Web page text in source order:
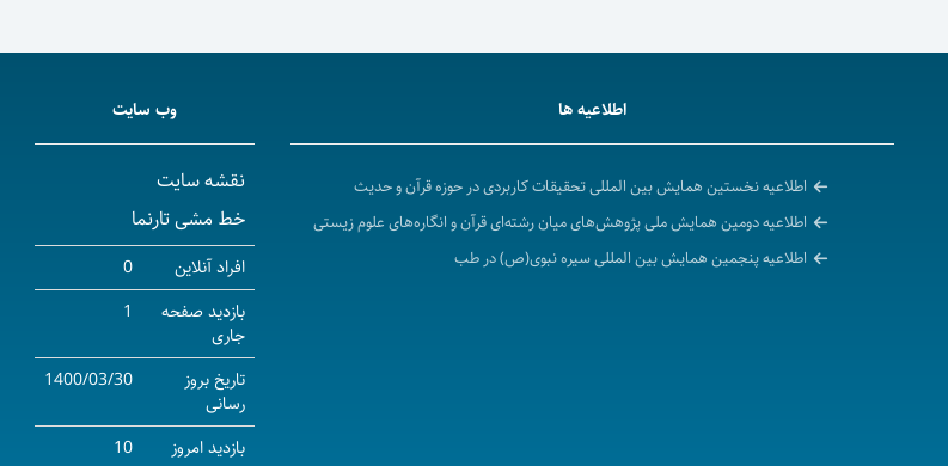
اطلاعیه ها
اطلاعیه نخستین همایش بین المللی تحقیقات کاربردی در حوزه قرآن و حدیث
اطلاعیه دومین همایش ملی پژوهش‌های میان رشته‌ای قرآن و انگاره‌های علوم زیستی
اطلاعیه پنجمین همایش بین المللی سیره نبوی(ص) در طب
وب سایت
نقشه سایت
خط مشی تارنما
افراد آنلاین
0
بازدید صفحه
جاری
1
تاریخ بروز
رسانی
1400/03/30
بازدید امروز 10